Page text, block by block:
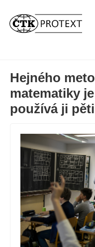
Hejného
matematiky
používá ji